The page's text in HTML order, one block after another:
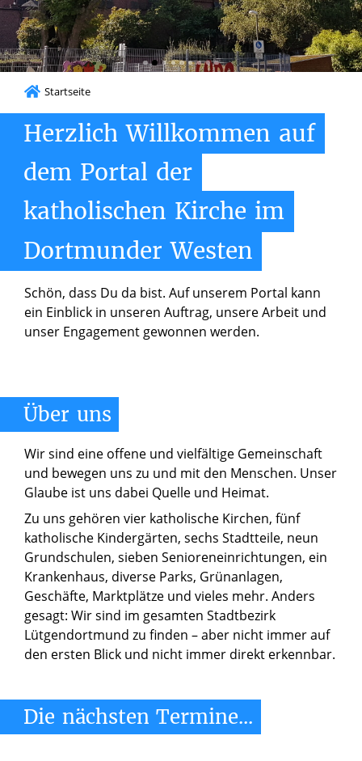
Startseite
Herzlich Willkommen auf
dem Portal der
katholischen Kirche im
Dortmunder Westen
Schön, dass Du da bist. Auf unserem Portal kann
ein Einblick in unseren Auftrag, unsere Arbeit und
unser Engagement gewonnen werden.
Über uns
Wir sind eine offene und vielfältige Gemeinschaft
und bewegen uns zu und mit den Menschen. Unser
Glaube ist uns dabei Quelle und Heimat.
Zu uns gehören vier katholische Kirchen, fünf
katholische Kindergärten, sechs Stadtteile, neun
Grundschulen, sieben Senioreneinrichtungen, ein
Krankenhaus, diverse Parks, Grünanlagen,
Geschäfte, Marktplätze und vieles mehr. Anders
gesagt: Wir sind im gesamten Stadtbezirk
Lütgendortmund zu finden – aber nicht immer auf
den ersten Blick und nicht immer direkt erkennbar.
Die nächsten Termine...